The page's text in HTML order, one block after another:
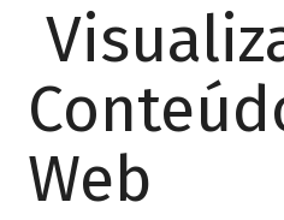
Web